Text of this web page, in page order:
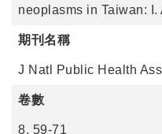
neoplasms in Taiwan:
期刊名稱
J Natl Public Health
卷數
8, 59-71